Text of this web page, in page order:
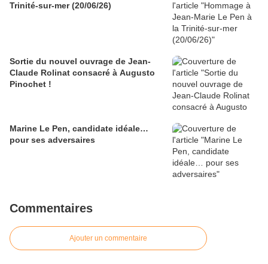
Trinité-sur-mer (20/06/26)
Sortie du nouvel ouvrage de Jean-
Claude Rolinat consacré à Augusto
Pinochet !
Marine Le Pen, candidate idéale…
pour ses adversaires
Commentaires
Ajouter un commentaire